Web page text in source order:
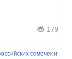
179
семечек и